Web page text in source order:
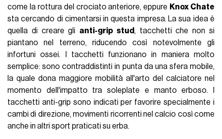
come la rottura del crociato anteriore, eppure Knox Chate
sta cercando di cimentarsi in questa impresa. La sua idea è
quella di creare gli anti-grip stud, tacchetti che non si
piantano nel terreno, riducendo così notevolmente gli
infortuni ossei. I tacchetti funzionano in maniera molto
semplice: sono contraddistinti in punta da una sfera mobile,
la quale dona maggiore mobilità all'arto del calciatore nel
momento dell'impatto tra soleplate e manto erboso. I
tacchetti anti-grip sono indicati per favorire specialmente i
cambi di direzione, movimenti ricorrenti nel calcio così come
anche in altri sport praticati su erba.